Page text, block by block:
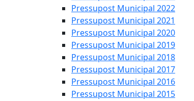
Pressupost Municipal 2022
Pressupost Municipal 2021
Pressupost Municipal 2020
Pressupost Municipal 2019
Pressupost Municipal 2018
Pressupost Municipal 2017
Pressupost Municipal 2016
Pressupost Municipal 2015